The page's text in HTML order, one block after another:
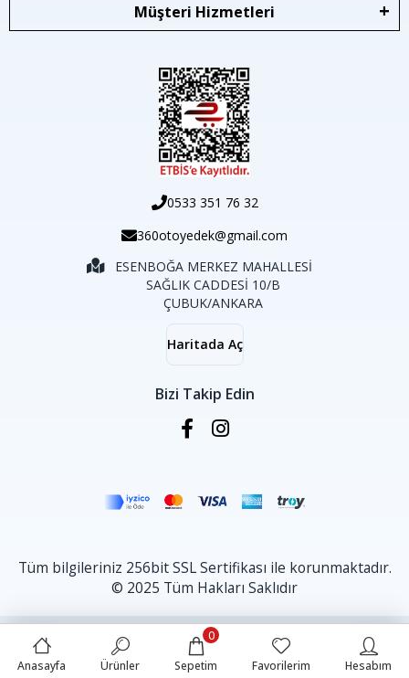
Müşteri Hizmetleri
0533 351 76 32
360otoyedek@gmail.com
ESENBOĞA MERKEZ MAHALLESİ
SAĞLIK CADDESİ 10/B
ÇUBUK/ANKARA
Haritada Aç
Bizi Takip Edin
Tüm bilgileriniz 256bit SSL Sertifikası ile korunmaktadır.
© 2025 Tüm Hakları Saklıdır
Anasayfa Ürünler Sepetim
0
Favorilerim
Hesabım